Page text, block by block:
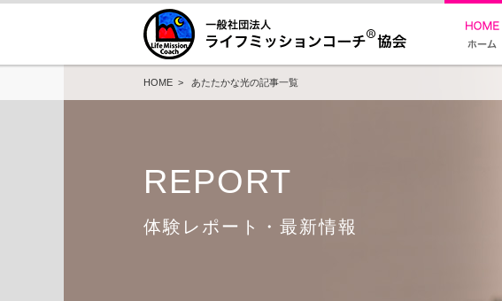
HOME > あたたかな光の記事一覧
REPORT
体験レポート・最新情報